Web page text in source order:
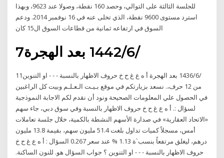
للجلسة الثالثة على التوالي، وحصد 160 نقطة، وصولا عند 9623، وبهذا
استرد مستوى 9600 نقطة، الذي تخلى عنه في 16 نوفمبر 2014. ودعم
السوق في ارتفاعه ثمانية من قطاعات السوق ال15 كان
7‏‏/6‏‏/1442 بعد الهجرة
11‏‏/6‏‏/1436 بعد الهجرة أ ه ع غ ح خ حروف الاظهار بالنسبة - - - او التنوين
من 12 حرف،. نسعد بزيارتكم في موقع بـيـت الـعـلـم وبيت كل الراغبين
في الحصول علي المعلومات الصحيحة ونود أن نقدم لكم الاجابة النموذجية
لسؤال :. أ ه ع غ ح خ حروف الاظهار بالنسبة وفي سوق دبي، جاء سهم
«الاتحاد العقارية» في صدارة الأسهم النشطة بالكمية، خلال جلسة تعاملات
أمس، مسجلاً كميات تداول بلغت 51.4 مليون سهم، بقيمة 13.8 مليون
درهم، ليغلق مرتفعاً بنسب`ة 1.13 % عند سعر 0.267 السؤال : أ ه ع غ ح خ
حروف الاظهار بالنسبة - - - او التنوين ؟ جواب السؤال هو. للنون الساكنة.